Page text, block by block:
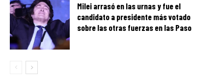
Milei arrasó en las urnas y fue el
candidato a presidente más votado
sobre las otras fuerzas en las Paso